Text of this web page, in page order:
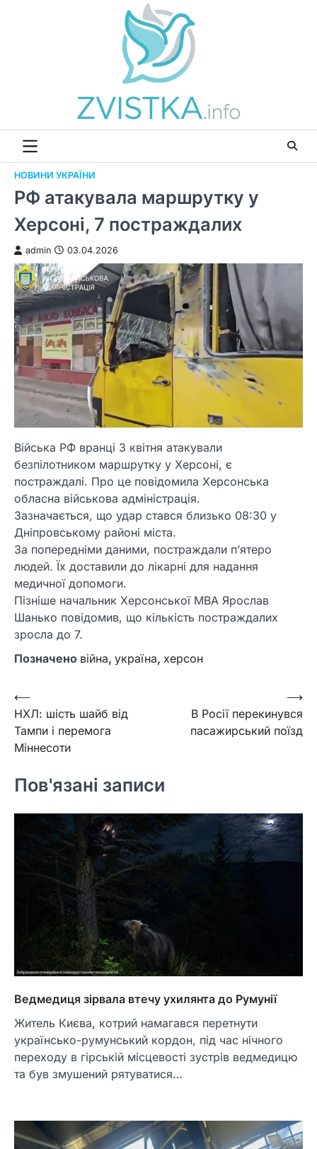
НОВИНИ УКРАЇНИ
РФ атакувала маршрутку у
Херсоні, 7 постраждалих
admin 03.04.2026
Війська РФ вранці 3 квітня атакували
безпілотником маршрутку у Херсоні, є
постраждалі. Про це повідомила Херсонська
обласна військова адміністрація.
Зазначається, що удар стався близько 08:30 у
Дніпровському районі міста.
За попередніми даними, постраждали пʼятеро
людей. Їх доставили до лікарні для надання
медичної допомоги.
Пізніше начальник Херсонської МВА Ярослав
Шанько повідомив, що кількість постраждалих
зросла до 7.
Позначено війна, україна, херсон
Навігація
записів
⟵
НХЛ: шість шайб від
Тампи і перемога
Міннесоти
В Росії перекинувся
пасажирський поїзд
⟶
Пов'язані записи
Ведмедиця зірвала втечу ухилянта до Румунії
Житель Києва, котрий намагався перетнути
українсько-румунський кордон, під час нічного
переходу в гірській місцевості зустрів ведмедицю
та був змушений рятуватися…